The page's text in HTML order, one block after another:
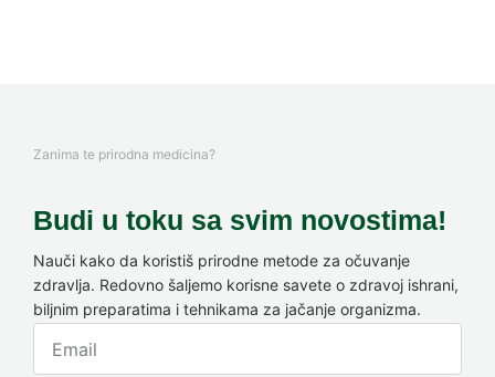
Zanima te prirodna medicina?
Budi u toku sa svim novostima!
Nauči kako da koristiš prirodne metode za očuvanje
zdravlja. Redovno šaljemo korisne savete o zdravoj ishrani,
biljnim preparatima i tehnikama za jačanje organizma.